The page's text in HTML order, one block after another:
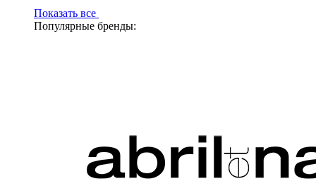
Показать все
Популярные бренды: